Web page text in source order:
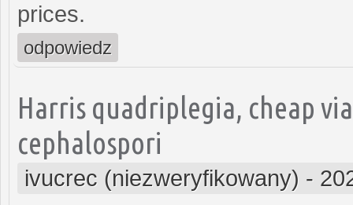
prices.
odpowiedz
Harris quadriplegia, cheap
cephalospori
ivucrec (niezweryfikowany) -